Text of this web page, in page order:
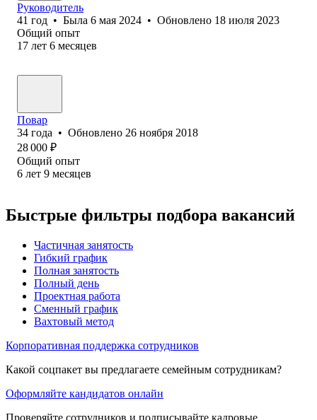
Руководитель
41 год • Была 6 мая 2024 • Обновлено 18 июля 2023
Общий опыт
17 лет 6 месяцев
Повар
34 года • Обновлено 26 ноября 2018
28 000 ₽
Общий опыт
6 лет 9 месяцев
Быстрые фильтры подбора вакансий
Частичная занятость
Гибкий график
Полная занятость
Полный день
Проектная работа
Сменный график
Вахтовый метод
Корпоративная поддержка сотрудников
Какой соцпакет вы предлагаете семейным сотрудникам?
Оформляйте кандидатов онлайн
Проверяйте сотрудников и подписывайте кадровые